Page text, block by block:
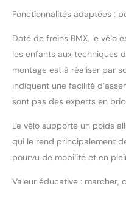
Fonctionnalités adaptées :
Doté de freins BMX, le vélo
les enfants aux techniques
montage est à réaliser par
indiquent une facilité
sont pas des experts en
Le vélo supporte un poids
qui le rend principalement
pourvu de mobilité et en
Valeur éducative : marcher,